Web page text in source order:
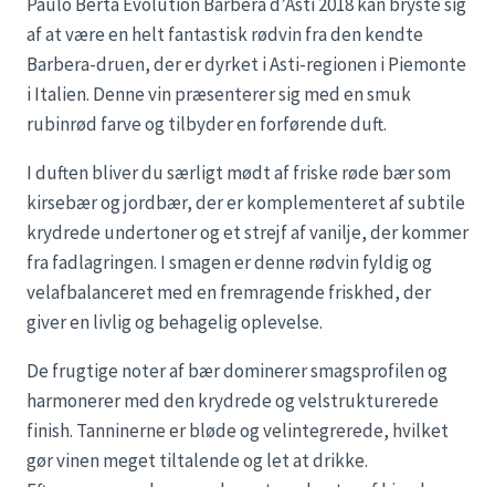
af at være en helt fantastisk rødvin fra den kendte
Barbera-druen, der er dyrket i Asti-regionen i Piemonte
i Italien. Denne vin præsenterer sig med en smuk
rubinrød farve og tilbyder en forførende duft.
I duften bliver du særligt mødt af friske røde bær som
kirsebær og jordbær, der er komplementeret af subtile
krydrede undertoner og et strejf af vanilje, der kommer
fra fadlagringen. I smagen er denne rødvin fyldig og
velafbalanceret med en fremragende friskhed, der
giver en livlig og behagelig oplevelse.
De frugtige noter af bær dominerer smagsprofilen og
harmonerer med den krydrede og velstrukturerede
finish. Tanninerne er bløde og velintegrerede, hvilket
gør vinen meget tiltalende og let at drikke.